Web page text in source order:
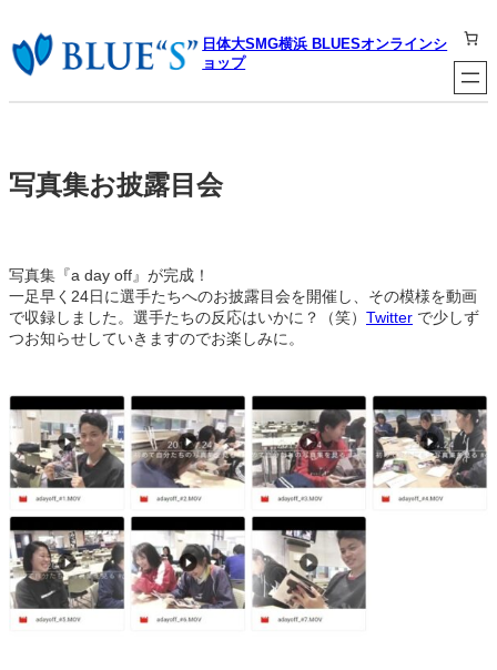
容
を
キ
日体大SMG横浜 BLUESオンラインシ
ョップ
写真集お披露目会
写真集『a day off』が完成！
一足早く24日に選手たちへのお披露目会を開催し、その模様を動画
で収録しました。選手たちの反応はいかに？（笑） Twitter で少しず
つお知らせしていきますのでお楽しみに。